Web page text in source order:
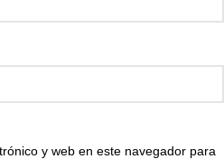
y web en este navegador para